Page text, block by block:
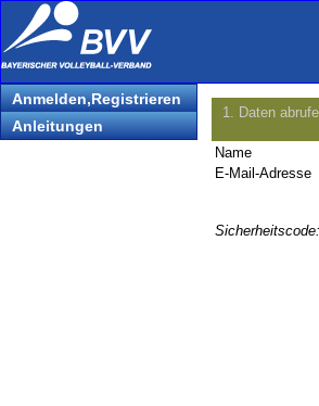
1. Daten
Name
E-Mail-Adresse
Sicherheitscode:
Anmelden,Registrieren
Anleitungen